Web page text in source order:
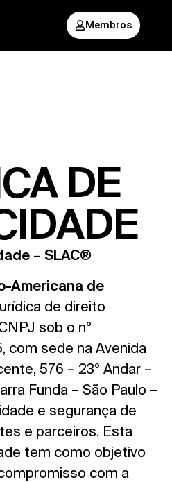
Membros
DE
– SLAC®
Americana de
de direito
sob o nº
com sede na Avenida
576 – 23º Andar –
Funda – São Paulo –
e segurança de
e parceiros. Esta
tem como objetivo
com a